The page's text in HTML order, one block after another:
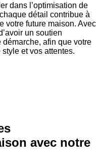
dans l’optimisation de
détail contribue à
votre future maison. Avec
un soutien
afin que votre
et vos attentes.
avec notre